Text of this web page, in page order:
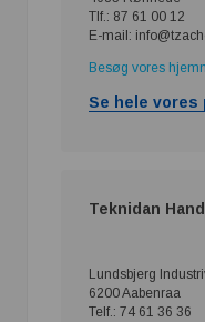
Tlf.: 87 61 00 12
E-mail:
Besøg vores
Se hele vores
Teknidan
Lundsbjerg
6200 Aabenraa
Telf.: 74 61 36 36